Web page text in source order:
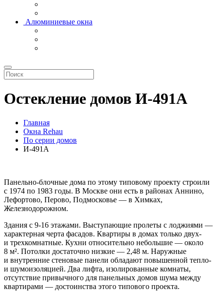
Алюминиевые окна
Остекление домов И-491А
Главная
Окна Rehau
По серии домов
И-491А
Панельно-блочные дома по этому типовому проекту строили
с 1974 по 1983 годы. В Москве они есть в районах Аннино,
Лефортово, Перово, Подмосковье — в Химках,
Железнодорожном.
Здания с 9-16 этажами. Выступающие пролеты с лоджиями —
характерная черта фасадов. Квартиры в домах только двух-
и трехкомнатные. Кухни относительно небольшие — около
8 м². Потолки достаточно низкие — 2,48 м. Наружные
и внутренние стеновые панели обладают повышенной тепло-
и шумоизоляцией. Два лифта, изолированные комнаты,
отсутствие привычного для панельных домов шума между
квартирами — достоинства этого типового проекта.